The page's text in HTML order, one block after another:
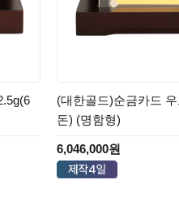
(대한골드)순금카드
돈) (명함형)
6,046,000원